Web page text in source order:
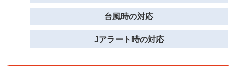
台風時の対応
Jアラート時の対応